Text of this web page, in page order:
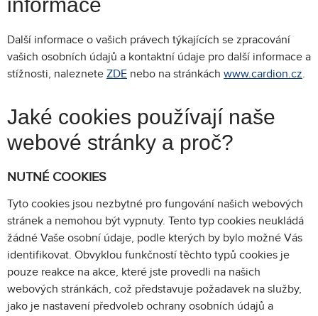
Další informace o vašich právech týkajících se zpracování
vašich osobních údajů a kontaktní údaje pro další informace a
stížnosti, naleznete ZDE nebo na stránkách www.cardion.cz.
Jaké cookies používají naše
webové stránky a proč?
NUTNÉ COOKIES
Tyto cookies jsou nezbytné pro fungování našich webových
stránek a nemohou být vypnuty. Tento typ cookies neukládá
žádné Vaše osobní údaje, podle kterých by bylo možné Vás
identifikovat. Obvyklou funkčností těchto typů cookies je
pouze reakce na akce, které jste provedli na našich
webových stránkách, což představuje požadavek na služby,
jako je nastavení předvoleb ochrany osobních údajů a